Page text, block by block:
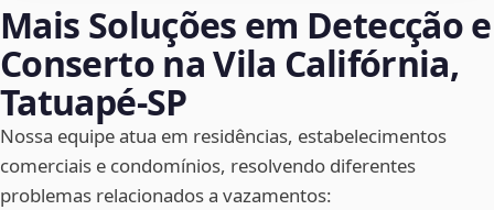
Mais Soluções em Detecção e
Conserto na Vila Califórnia,
Tatuapé‑SP
Nossa equipe atua em residências, estabelecimentos
comerciais e condomínios, resolvendo diferentes
problemas relacionados a vazamentos: